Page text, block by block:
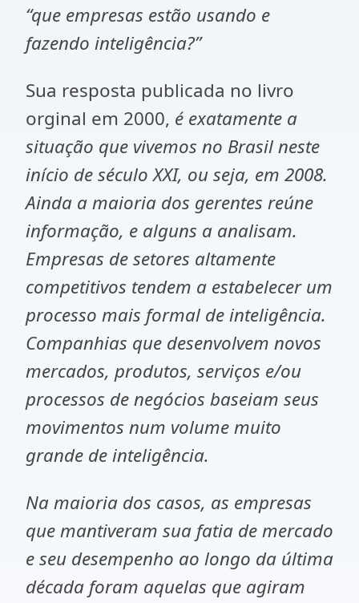
“que empresas estão usando e
fazendo inteligência?”
Sua resposta publicada no livro
orginal em 2000, é exatamente a
situação que vivemos no Brasil neste
início de século XXI, ou seja, em 2008.
Ainda a maioria dos gerentes reúne
informação, e alguns a analisam.
Empresas de setores altamente
competitivos tendem a estabelecer um
processo mais formal de inteligência.
Companhias que desenvolvem novos
mercados, produtos, serviços e/ou
processos de negócios baseiam seus
movimentos num volume muito
grande de inteligência.
Na maioria dos casos, as empresas
que mantiveram sua fatia de mercado
e seu desempenho ao longo da última
década foram aquelas que agiram